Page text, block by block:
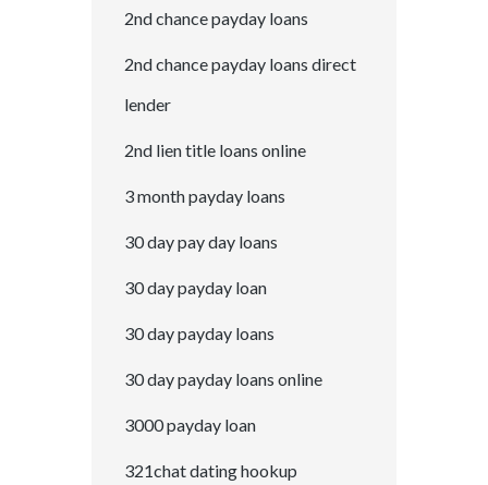
2nd chance payday loans
2nd chance payday loans direct
lender
2nd lien title loans online
3 month payday loans
30 day pay day loans
30 day payday loan
30 day payday loans
30 day payday loans online
3000 payday loan
321chat dating hookup